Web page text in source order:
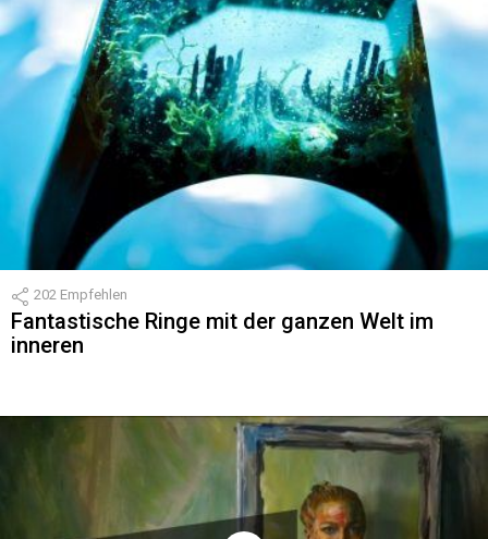
202 Empfehlen
Fantastische Ringe mit der ganzen Welt im
inneren